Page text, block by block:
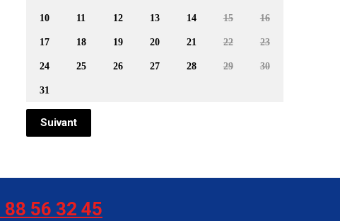
10 11 12 13 14 15 16
17 18 19 20 21 22 23
24 25 26 27 28 29 30
31
Suivant
88 56 32 45